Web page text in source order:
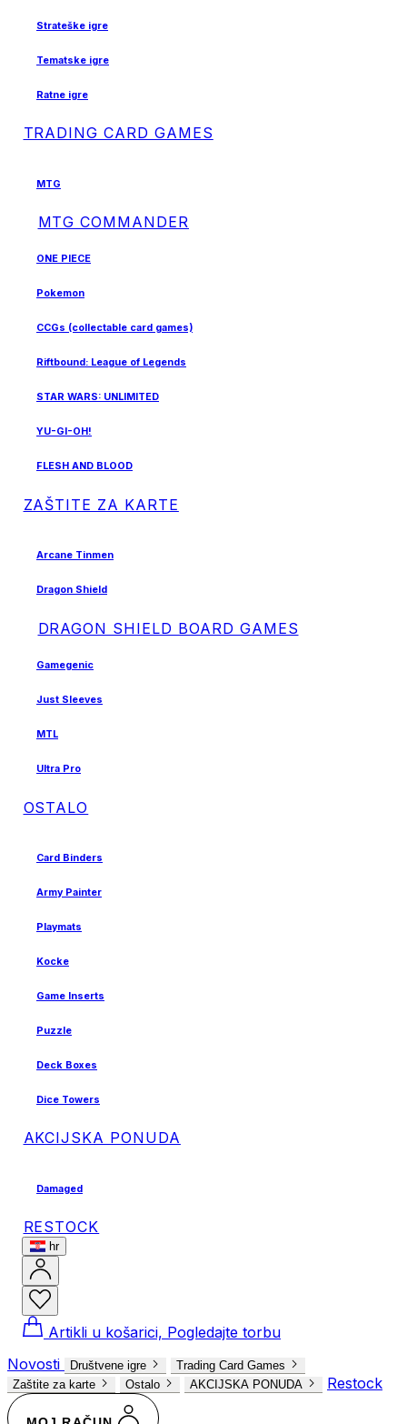
Strateške igre
Tematske igre
Ratne igre
TRADING CARD GAMES
MTG
MTG COMMANDER
ONE PIECE
Pokemon
CCGs (collectable card games)
Riftbound: League of Legends
STAR WARS: UNLIMITED
YU-GI-OH!
FLESH AND BLOOD
ZAŠTITE ZA KARTE
Arcane Tinmen
Dragon Shield
DRAGON SHIELD BOARD GAMES
Gamegenic
Just Sleeves
MTL
Ultra Pro
OSTALO
Card Binders
Army Painter
Playmats
Kocke
Game Inserts
Puzzle
Deck Boxes
Dice Towers
AKCIJSKA PONUDA
Damaged
RESTOCK
hr
Artikli u košarici, Pogledajte torbu
Novosti
Društvene igre
Trading Card Games
Zaštite za karte
Ostalo AKCIJSKA PONUDA Restock